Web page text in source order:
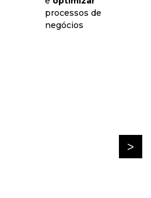
processos de
negócios